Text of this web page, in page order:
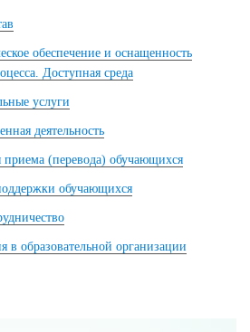
обеспечение и оснащенность
Доступная среда
услуги
деятельность
приема (перевода) обучающихся
обучающихся
в образовательной организации